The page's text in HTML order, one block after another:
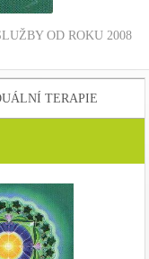
OD ROKU 2008
TERAPIE